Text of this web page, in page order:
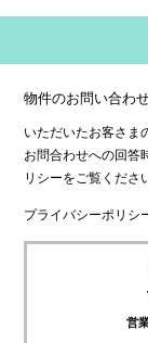
物件のお問い合わ
いただいたお客さま
お問合わせへの回答
リシーをご覧くださ
プライバシーポリシ
営